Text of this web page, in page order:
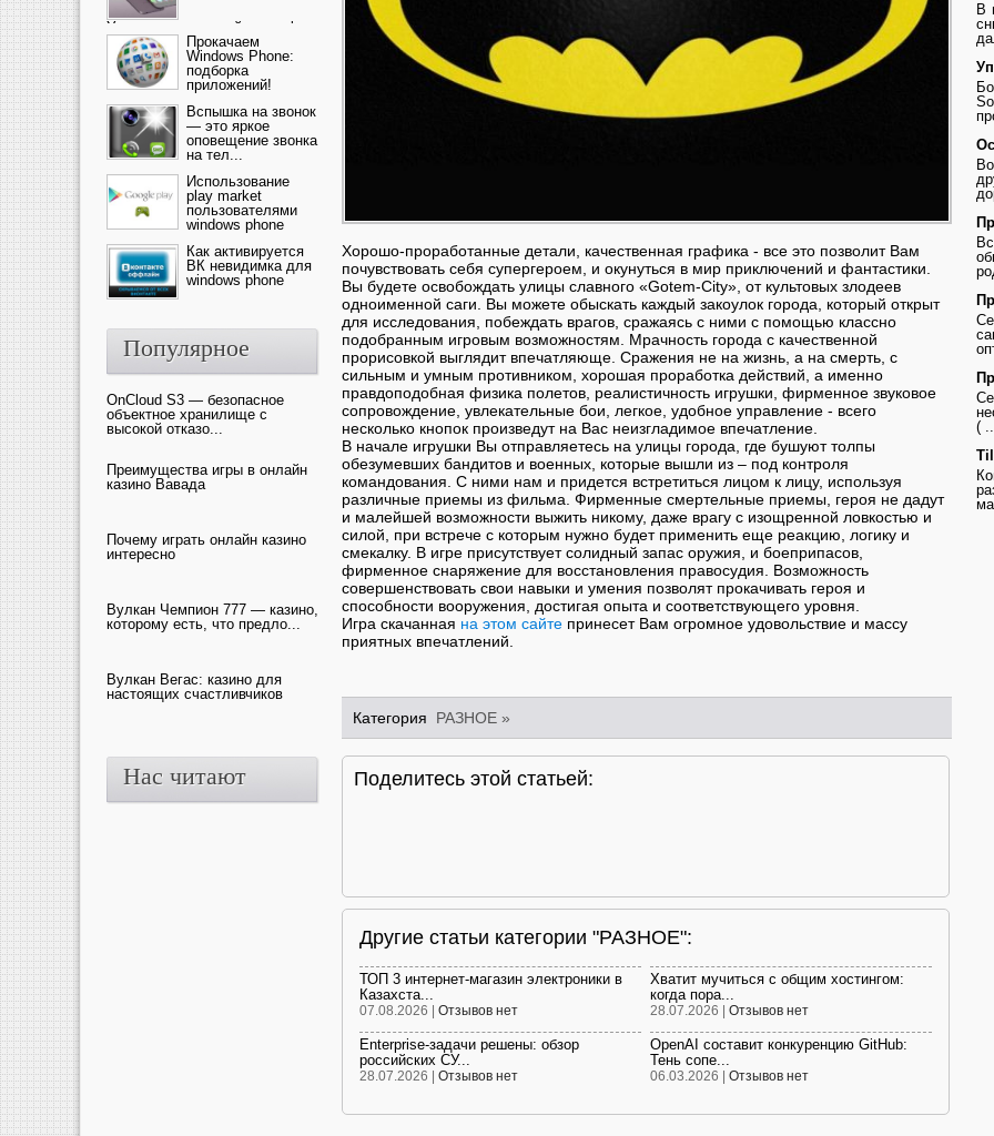
Хорошо-проработанные детали, качественная графика - все это позволит Вам
почувствовать себя супергероем, и окунуться в мир приключений и фантастики.
Вы будете освобождать улицы славного «Gotem-City», от культовых злодеев
одноименной саги. Вы можете обыскать каждый закоулок города, который открыт
для исследования, побеждать врагов, сражаясь с ними с помощью классно
подобранным игровым возможностям. Мрачность города с качественной
прорисовкой выглядит впечатляюще. Сражения не на жизнь, а на смерть, с
сильным и умным противником, хорошая проработка действий, а именно
правдоподобная физика полетов, реалистичность игрушки, фирменное звуковое
сопровождение, увлекательные бои, легкое, удобное управление - всего
несколько кнопок произведут на Вас неизгладимое впечатление.
В начале игрушки Вы отправляетесь на улицы города, где бушуют толпы
обезумевших бандитов и военных, которые вышли из – под контроля
командования. С ними нам и придется встретиться лицом к лицу, используя
различные приемы из фильма. Фирменные смертельные приемы, героя не дадут
и малейшей возможности выжить никому, даже врагу с изощренной ловкостью и
силой, при встрече с которым нужно будет применить еще реакцию, логику и
смекалку. В игре присутствует солидный запас оружия, и боеприпасов,
фирменное снаряжение для восстановления правосудия. Возможность
совершенствовать свои навыки и умения позволят прокачивать героя и
способности вооружения, достигая опыта и соответствующего уровня.
Игра скачанная на этом сайте принесет Вам огромное удовольствие и массу
приятных впечатлений.
Категория РАЗНОЕ »
Поделитесь этой статьей:
Другие статьи категории "РАЗНОЕ":
ТОП 3 интернет-магазин электроники в
Казахста...
07.08.2026 | Отзывов нет
Хватит мучиться с общим хостингом:
когда пора...
28.07.2026 | Отзывов нет
Enterprise-задачи решены: обзор
российских СУ...
28.07.2026 | Отзывов нет
OpenAI составит конкуренцию GitHub:
Тень сопе...
06.03.2026 | Отзывов нет
Ультрасовременный смартфон
— это новика от компании Ap...
Прокачаем
Windows Phone:
подборка
приложений!
Вспышка на звонок
— это яркое
оповещение звонка
на тел...
Использование
play market
пользователями
windows phone
Как активируется
ВК невидимка для
windows phone
Популярное
OnCloud S3 — безопасное
объектное хранилище с
высокой отказо...
Преимущества игры в онлайн
казино Вавада
Почему играть онлайн казино
интересно
Вулкан Чемпион 777 — казино,
которому есть, что предло...
Вулкан Вегас: казино для
настоящих счастливчиков
Нас читают
В
(